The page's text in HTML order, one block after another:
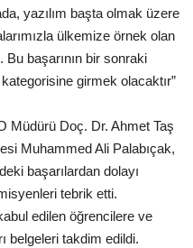
yazılım başta olmak üzere
ülkemize örnek olan
başarının bir sonraki
girmek olacaktır”
Müdürü Doç. Dr. Ahmet Taş
Muhammed Ali Palabıçak,
başarılardan dolayı
tebrik etti.
edilen öğrencilere ve
belgeleri takdim edildi.